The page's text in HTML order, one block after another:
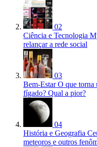
02
Ciência e Tecnologia
relançar a rede social
03
Bem-Estar O que torna
fígado? Qual a pior?
04
História e Geografia
meteoros e outros